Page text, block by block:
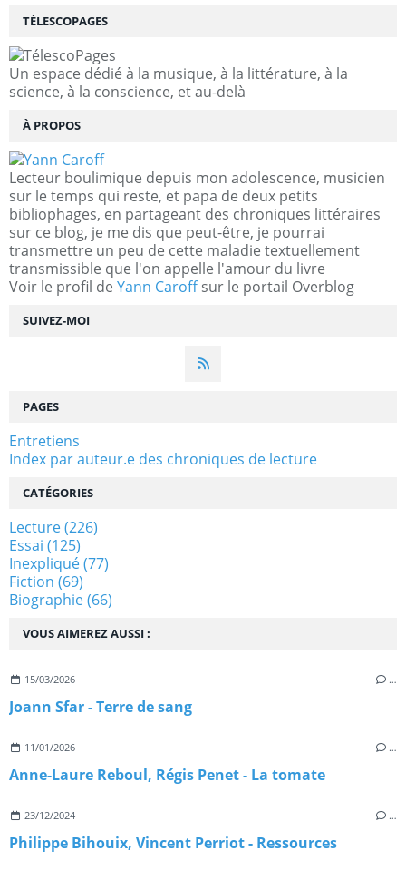
SUIVEZ-MOI
TÉLESCOPAGES
Un espace dédié à la musique, à la littérature, à la
science, à la conscience, et au-delà
À PROPOS
Lecteur boulimique depuis mon adolescence, musicien
sur le temps qui reste, et papa de deux petits
bibliophages, en partageant des chroniques littéraires
sur ce blog, je me dis que peut-être, je pourrai
transmettre un peu de cette maladie textuellement
transmissible que l'on appelle l'amour du livre
Voir le profil de Yann Caroffsur le portail Overblog
VOUS AIMEREZ AUSSI :
15/03/2026 …
Joann Sfar - Terre de sang
11/01/2026 …
Anne-Laure Reboul, Régis Penet - La tomate
23/12/2024 …
Philippe Bihouix, Vincent Perriot - Ressources
PAGES
Entretiens
Index par auteur.e des chroniques de lecture
CATÉGORIES
Lecture(226)
Essai (125)
Inexpliqué(77)
Fiction (69)
Biographie(66)